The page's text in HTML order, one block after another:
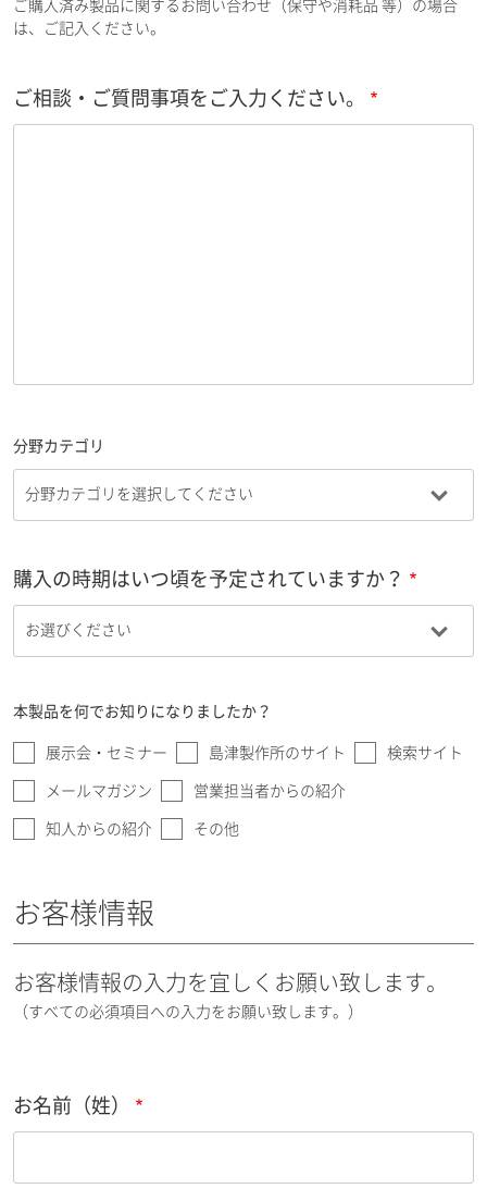
ご購入済み製品に関するお問い合わせ（保守や消耗品 等）の場合
は、ご記入ください。
ご相談・ご質問事項をご入力ください。
分野カテゴリ
購入の時期はいつ頃を予定されていますか？
本製品を何でお知りになりましたか？
展示会・セミナー 島津製作所のサイト 検索サイト
メールマガジン 営業担当者からの紹介
知人からの紹介 その他
お客様情報
お客様情報の入力を宜しくお願い致します。
（すべての必須項目への入力をお願い致します。）
お名前（姓）